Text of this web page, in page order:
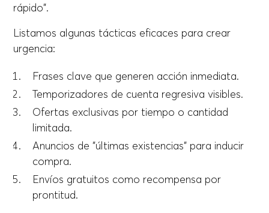
rápido".
Listamos algunas tácticas eficaces para crear
urgencia:
Frases clave que generen acción inmediata.
Temporizadores de cuenta regresiva visibles.
Ofertas exclusivas por tiempo o cantidad
limitada.
Anuncios de "últimas existencias" para inducir
compra.
Envíos gratuitos como recompensa por
prontitud.